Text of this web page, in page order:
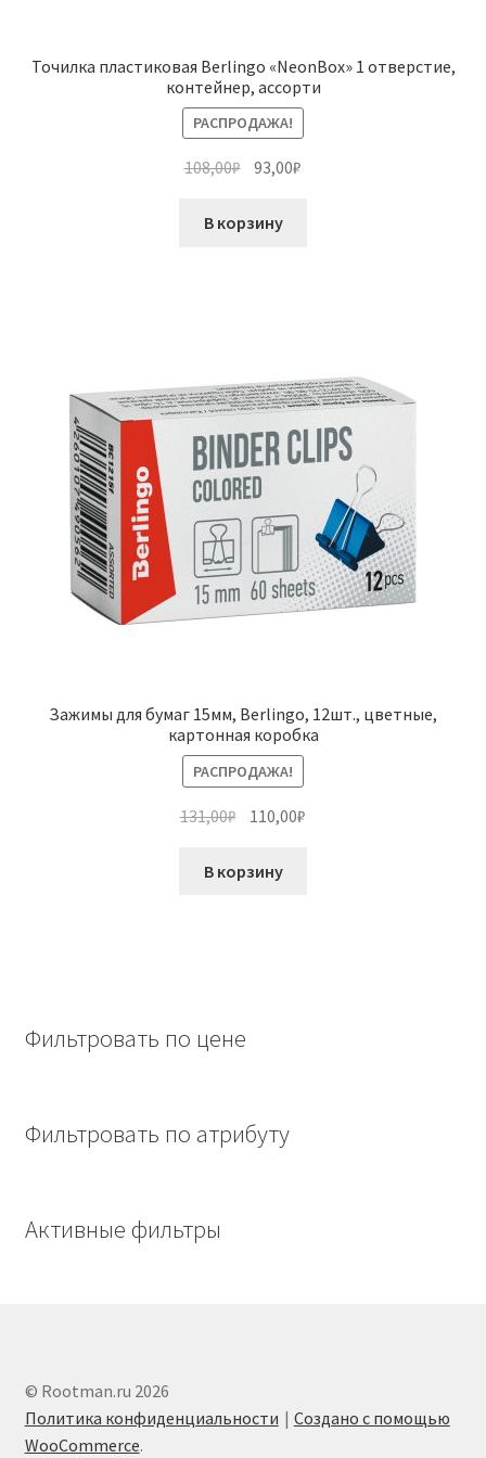
Точилка пластиковая Berlingo «NeonBox» 1 отверстие,
контейнер, ассорти
РАСПРОДАЖА!
108,00₽ Первоначальная
составляла
93,00₽
В корзину
Зажимы для бумаг 15мм, Berlingo, 12шт., цветные,
картонная коробка
РАСПРОДАЖА!
131,00₽ Первоначальная
составляла
110,00₽
В корзину
Фильтровать по цене
Фильтровать по атрибуту
Активные фильтры
© Rootman.ru 2026
Политика конфиденциальности
Создано с помощью
WooCommerce.